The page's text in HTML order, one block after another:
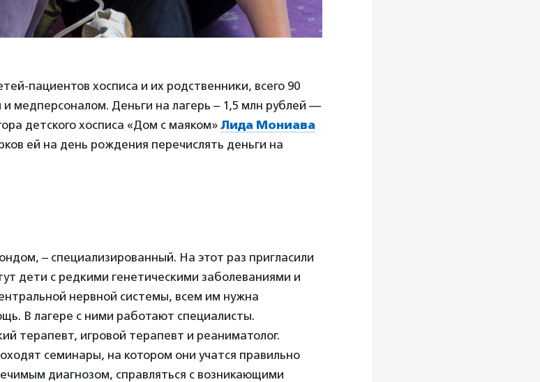
пациентов хосписа и их родственники, всего 90
медперсоналом. Деньги на лагерь – 1,5 млн рублей —
детского хосписа «Дом с маяком» Лида Мониава
ей на день рождения перечислять деньги на
– специализированный. На этот раз пригласили
дети с редкими генетическими заболеваниями и
нервной системы, всем им нужна
В лагере с ними работают специалисты.
терапевт, игровой терапевт и реаниматолог.
семинары, на котором они учатся правильно
диагнозом, справляться с возникающими